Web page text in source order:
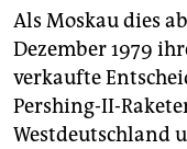
Als Moskau dies
Dezember 1979
verkaufte
Pershing-II-
Westdeutschland